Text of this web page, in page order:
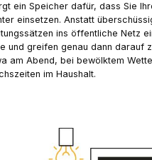
ein Speicher dafür, dass Sie
einsetzen. Anstatt
ins öffentliche Netz
und greifen genau dann darauf
am Abend, bei bewölktem
im Haushalt.